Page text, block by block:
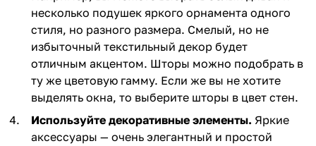
несколько подушек яркого орнамента одного
стиля, но разного размера. Смелый, но не
избыточный текстильный декор будет
отличным акцентом. Шторы можно подобрать в
ту же цветовую гамму. Если же вы не хотите
выделять окна, то выберите шторы в цвет стен.
Используйте декоративные элементы. Яркие
аксессуары — очень элегантный и простой